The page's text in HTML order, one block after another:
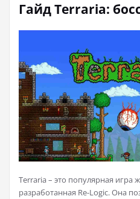
Гайд Terraria:
Terraria – это популярная игра
разработанная Re-Logic. Она